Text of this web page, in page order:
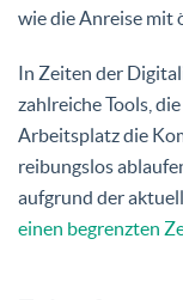
wie die Anreise mit
In Zeiten der
zahlreiche Tools,
Arbeitsplatz die
reibungslos
aufgrund der
einen begrenzten